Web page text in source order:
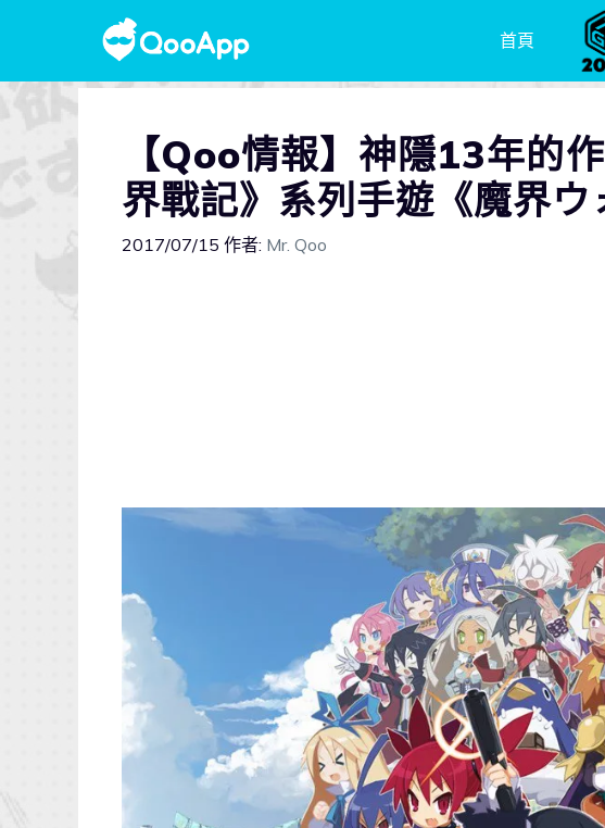
首頁
【Qoo情報】神隱13年的
界戰記》系列手遊《魔界ウ
2017/07/15 作者: Mr. Qoo